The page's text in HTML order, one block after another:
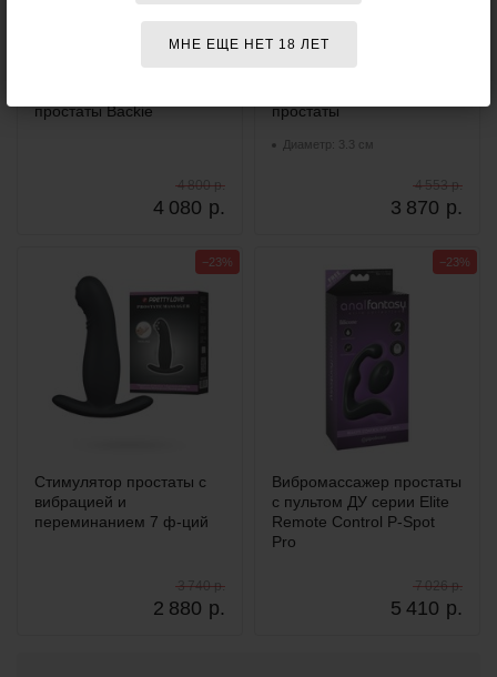
МНЕ ЕЩЕ НЕТ 18 ЛЕТ
простаты Backie
4 080 р.
4 800 р.
простаты
Диаметр: 3.3 см
3 870 р.
4 553 р.
Стимулятор простаты с
вибрацией и
переминанием 7 ф-ций
2 880 р.
3 740 р.
−23%
Вибромассажер простаты
с пультом ДУ серии Elite
Remote Control P-Spot
Pro
5 410 р.
7 026 р.
−23%